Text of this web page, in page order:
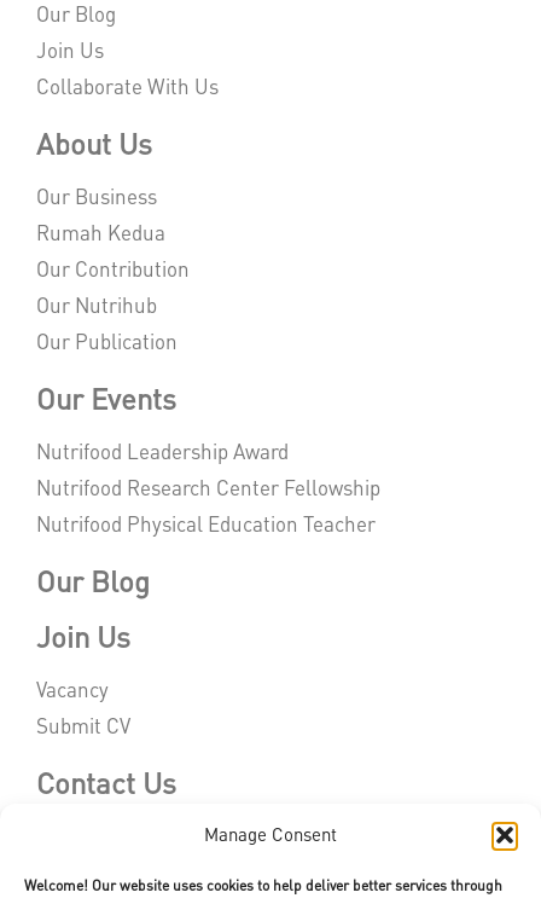
Manage Consent
Welcome! Our website uses cookies to help deliver better services through
Our Blog
Join Us
Collaborate With Us
About Us
Our Business
Rumah Kedua
Our Contribution
Our Nutrihub
Our Publication
Our Events
Nutrifood Leadership Award
Nutrifood Research Center Fellowship
Nutrifood Physical Education Teacher
Our Blog
Join Us
Vacancy
Submit CV
Contact Us